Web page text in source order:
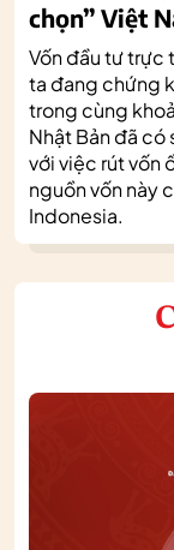
chọn” Việt
Vốn đầu tư trực
ta đang chứng
trong cùng
Nhật Bản đã
với việc rút vốn
nguồn vốn này
Indonesia.